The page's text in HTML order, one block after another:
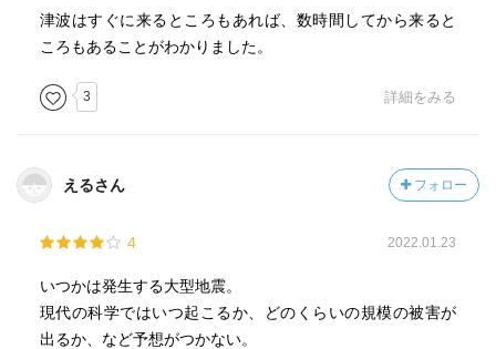
津波はすぐに来るところもあれば、数時間してから来ると
ころもあることがわかりました。
3 詳細をみる
えるさん フォロー
4 2022.01.23
いつかは発生する大型地震。
現代の科学ではいつ起こるか、どのくらいの規模の被害が
出るか、など予想がつかない。